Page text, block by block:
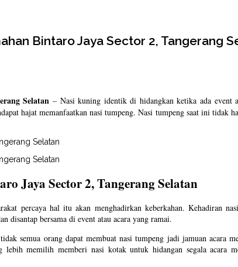
Bintaro Jaya Sector 2, Tangerang
Selatan – Nasi kuning identik di hidangkan ketika ada event
hajat memanfaatkan nasi tumpeng. Nasi tumpeng saat ini
Jaya Sector 2, Tangerang Selatan
percaya hal itu akan menghadirkan keberkahan. Kehadiran
disantap bersama di event atau acara yang ramai.
semua orang dapat membuat nasi tumpeng jadi jamuan acara
memilih memberi nasi kotak untuk hidangan segala acara